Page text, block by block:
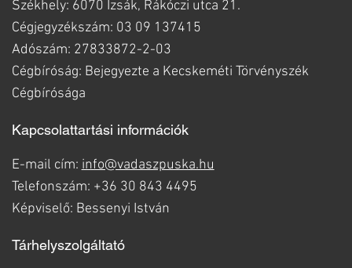
Székhely: 6070 Izsák, Rákóczi utca 21.
Cégjegyzékszám: 03 09 137415
Adószám: 27833872-2-03
Cégbíróság: Bejegyezte a Kecskeméti Törvényszék
Cégbírósága
Kapcsolattartási információk
E-mail cím:info@vadaszpuska.hu
Telefonszám: +36 30 843 4495
Képviselő: Bessenyi István
Tárhelyszolgáltató